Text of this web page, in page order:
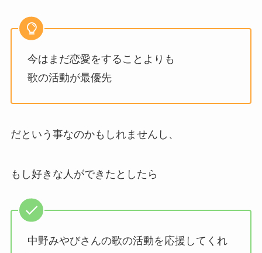
今はまだ恋愛をすることよりも
歌の活動が最優先
だという事なのかもしれませんし、
もし好きな人ができたとしたら
中野みやびさんの歌の活動を応援してくれ